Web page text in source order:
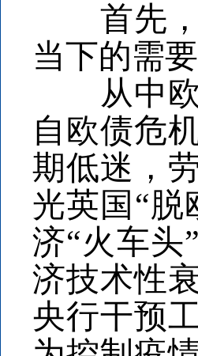
首先，
当下的需要
从中欧
自欧债危
期低迷，
光英国“脱
济“火车头
济技术性
央行干预